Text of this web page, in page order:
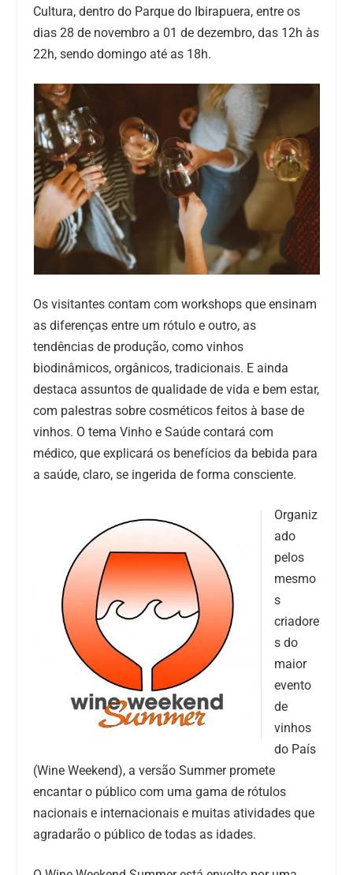
Cultura, dentro do Parque do Ibirapuera, entre os
dias 28 de novembro a 01 de dezembro, das 12h às
22h, sendo domingo até as 18h.
Os visitantes contam com workshops que ensinam
as diferenças entre um rótulo e outro, as
tendências de produção, como vinhos
biodinâmicos, orgânicos, tradicionais. E ainda
destaca assuntos de qualidade de vida e bem estar,
com palestras sobre cosméticos feitos à base de
vinhos. O tema Vinho e Saúde contará com
médico, que explicará os benefícios da bebida para
a saúde, claro, se ingerida de forma consciente.
Organiz
ado
pelos
mesmo
s
criadore
s do
maior
evento
de
vinhos
do País
(Wine Weekend), a versão Summer promete
encantar o público com uma gama de rótulos
nacionais e internacionais e muitas atividades que
agradarão o público de todas as idades.